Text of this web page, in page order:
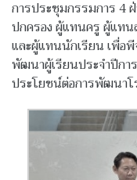
การประชุมกรรมการ 4
ปกครอง ผู้แทนครู ผู้แท
และผู้แทนนักเรียน เพื่อ
พัฒนาผู้เรียนประจำปีกา
ประโยชน์ต่อการพัฒนา